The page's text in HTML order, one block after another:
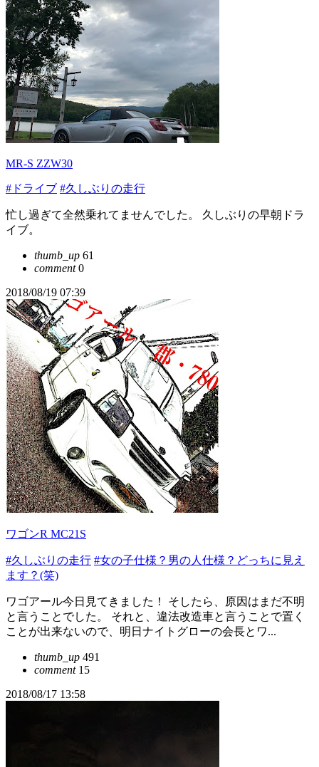
MR-S ZZW30
#ドライブ #久しぶりの走行
忙し過ぎて全然乗れてませんでした。 久しぶりの早朝ドラ
イブ。
thumb_up 61
comment0
2018/08/19 07:39
ワゴンR MC21S
#久しぶりの走行 #女の子仕様？男の人仕様？どっちに見え
ます？(笑)
ワゴアール今日見てきました！ そしたら、原因はまだ不明
と言うことでした。 それと、違法改造車と言うことで置く
ことが出来ないので、明日ナイトグローの会長とワ...
thumb_up 491
comment15
2018/08/17 13:58